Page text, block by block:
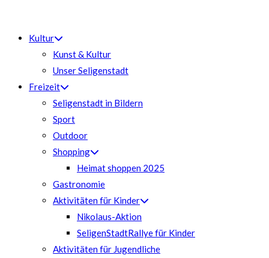
springen
Kultur
Kunst & Kultur
Unser Seligenstadt
Freizeit
Seligenstadt in Bildern
Sport
Outdoor
Shopping
Heimat shoppen 2025
Gastronomie
Aktivitäten für Kinder
Nikolaus-Aktion
SeligenStadtRallye für Kinder
Aktivitäten für Jugendliche